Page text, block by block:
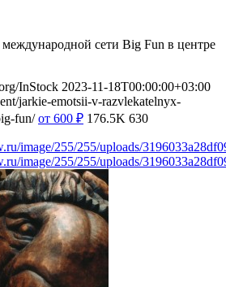
международной сети Big Fun в центре
InStock 2023-11-18T00:00:00+03:00
jarkie-emotsii-v-razvlekatelnyx-
fun/ от 600 ₽ 176.5K 630
image/255/255/uploads/
image/255/255/uploads/